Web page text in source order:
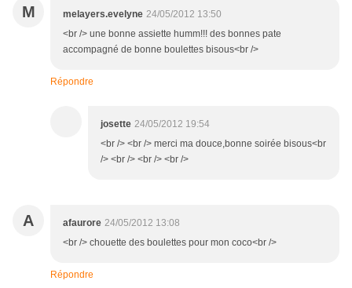
M melayers.evelyne 24/05/2012 13:50
<br /> une bonne assiette humm!!! des bonnes pate
accompagné de bonne boulettes bisous<br />
Répondre
josette 24/05/2012 19:54
<br /> <br /> merci ma douce,bonne soirée bisous<br
/> <br /> <br /> <br />
A afaurore 24/05/2012 13:08
<br /> chouette des boulettes pour mon coco<br />
Répondre